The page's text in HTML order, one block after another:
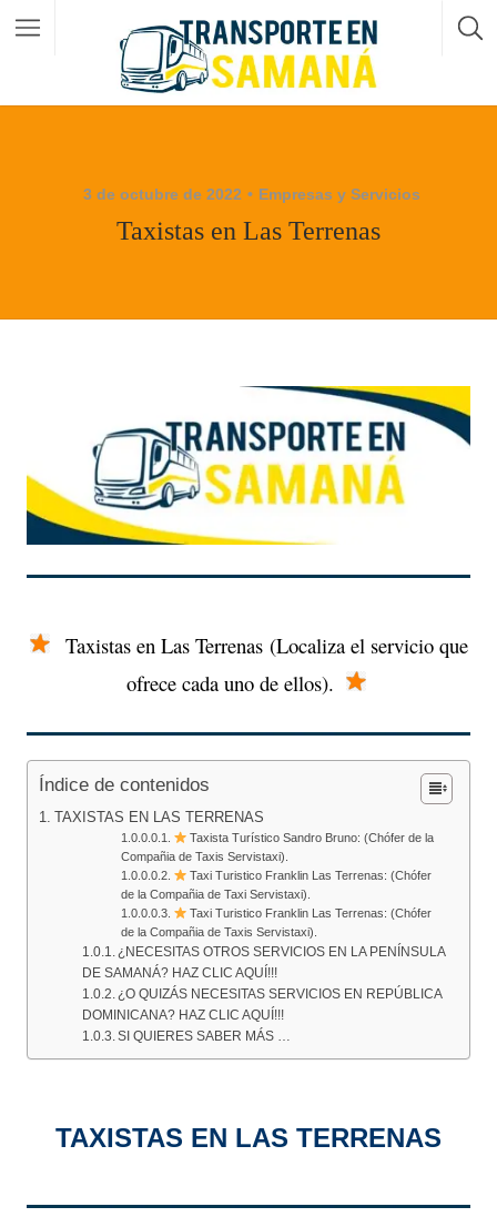
3 de octubre de 2022 Empresas y Servicios
Taxistas en Las Terrenas
Taxistas en Las Terrenas (Localiza el servicio que
ofrece cada uno de ellos).
Índice de contenidos
TAXISTAS EN LAS TERRENAS
Taxista Turístico Sandro Bruno: (Chófer de la
Compañia de Taxis Servistaxi).
Taxi Turistico Franklin Las Terrenas: (Chófer
de la Compañia de Taxi Servistaxi).
Taxi Turistico Franklin Las Terrenas: (Chófer
de la Compañia de Taxis Servistaxi).
¿NECESITAS OTROS SERVICIOS EN LA PENÍNSULA
DE SAMANÁ? HAZ CLIC AQUÍ!!!
¿O QUIZÁS NECESITAS SERVICIOS EN REPÚBLICA
DOMINICANA? HAZ CLIC AQUÍ!!!
SI QUIERES SABER MÁS …
TAXISTAS EN LAS TERRENAS